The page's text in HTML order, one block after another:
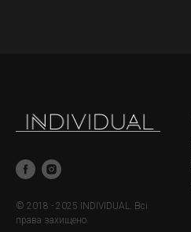
© 2018 - 2025 INDIVIDUAL. Всі
права захищено.